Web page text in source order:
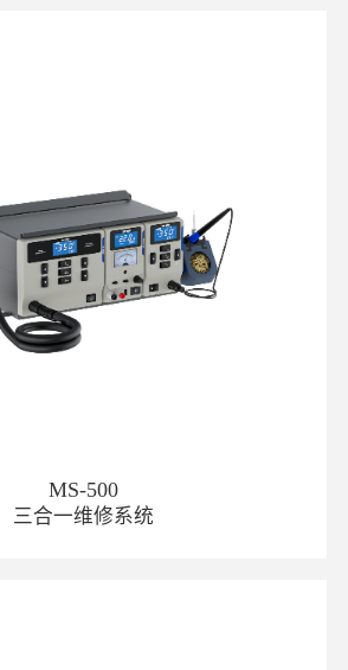
MS-500
三合一维修系统